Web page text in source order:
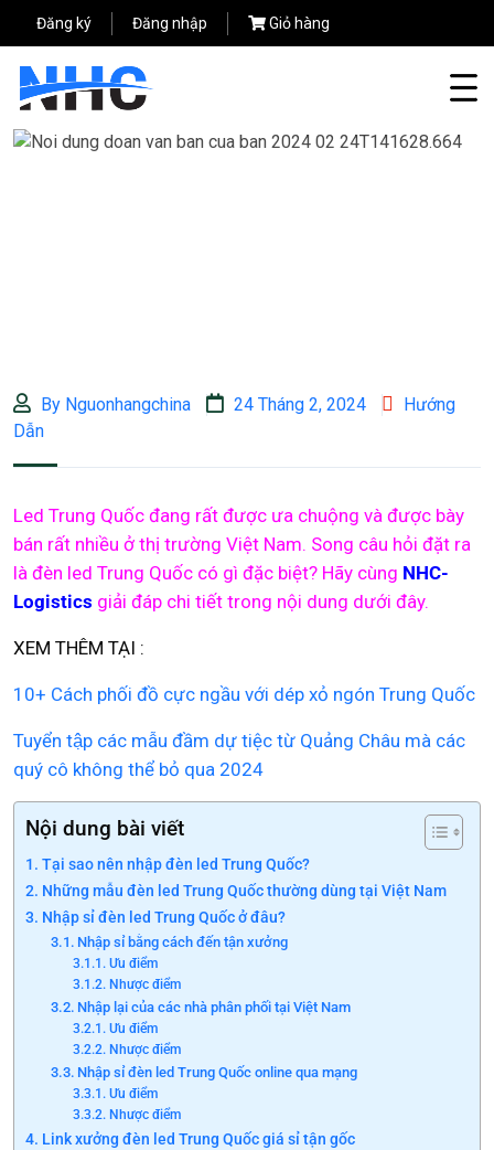
Đăng ký Đăng nhập Giỏ hàng
By Nguonhangchina 24 Tháng 2, 2024
Hướng
Dẫn
Led Trung Quốc đang rất được ưa chuộng và được bày
bán rất nhiều ở thị trường Việt Nam. Song câu hỏi đặt ra
là đèn led Trung Quốc có gì đặc biệt? Hãy cùng NHC-
Logistics giải đáp chi tiết trong nội dung dưới đây.
XEM THÊM TẠI :
10+ Cách phối đồ cực ngầu với dép xỏ ngón Trung Quốc
Tuyển tập các mẫu đầm dự tiệc từ Quảng Châu mà các
quý cô không thể bỏ qua 2024
Nội dung bài viết
Tại sao nên nhập đèn led Trung Quốc?
Những mẫu đèn led Trung Quốc thường dùng tại Việt Nam
Nhập sỉ đèn led Trung Quốc ở đâu?
Nhập sỉ bằng cách đến tận xưởng
Ưu điểm
Nhược điểm
Nhập lại của các nhà phân phối tại Việt Nam
Ưu điểm
Nhược điểm
Nhập sỉ đèn led Trung Quốc online qua mạng
Ưu điểm
Nhược điểm
Link xưởng đèn led Trung Quốc giá sỉ tận gốc